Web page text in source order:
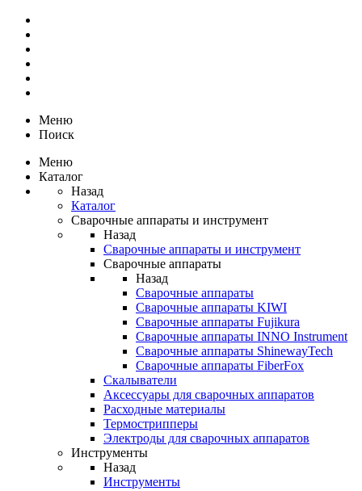
Меню
Поиск
Меню
Каталог
Назад
Каталог
Сварочные аппараты и инструмент
Назад
Сварочные аппараты и инструмент
Сварочные аппараты
Назад
Сварочные аппараты
Сварочные аппараты KIWI
Сварочные аппараты Fujikura
Сварочные аппараты INNO Instrument
Сварочные аппараты ShinewayTech
Cварочные аппараты FiberFox
Скалыватели
Аксессуары для сварочных аппаратов
Расходные материалы
Термострипперы
Электроды для сварочных аппаратов
Инструменты
Назад
Инструменты